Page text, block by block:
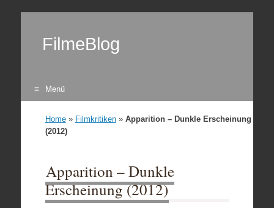
FilmeBlog
Menü
Home» Filmkritiken» Apparition – Dunkle Erscheinung
(2012)
Apparition – Dunkle
Erscheinung (2012)